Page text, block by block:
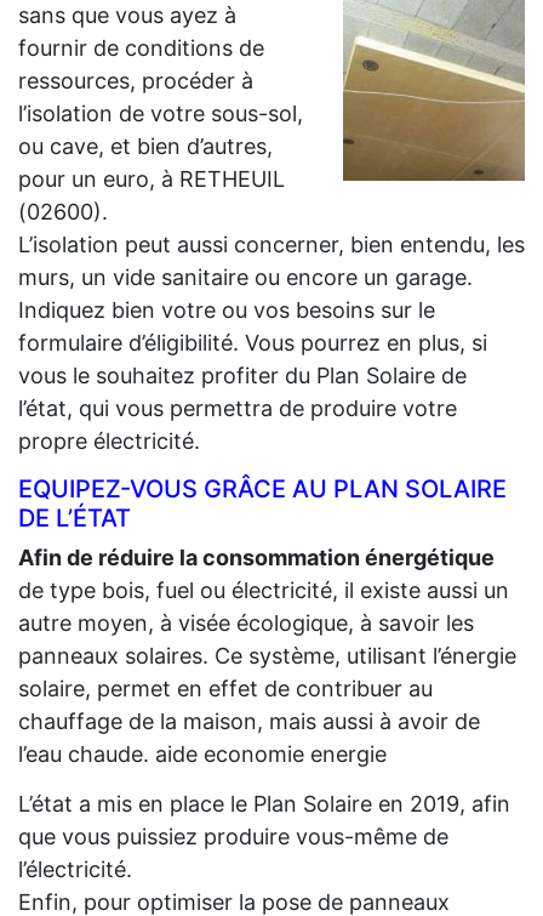
sans que vous ayez à
fournir de conditions de
ressources, procéder à
l’isolation de votre sous-sol,
ou cave, et bien d’autres,
pour un euro, à RETHEUIL
(02600).
L’isolation peut aussi concerner, bien entendu, les
murs, un vide sanitaire ou encore un garage.
Indiquez bien votre ou vos besoins sur le
formulaire d’éligibilité. Vous pourrez en plus, si
vous le souhaitez profiter du Plan Solaire de
l’état, qui vous permettra de produire votre
propre électricité.
EQUIPEZ-VOUS GRÂCE AU PLAN SOLAIRE
DE L’ÉTAT
Afin de réduire la consommation énergétique
de type bois, fuel ou électricité, il existe aussi un
autre moyen, à visée écologique, à savoir les
panneaux solaires. Ce système, utilisant l’énergie
solaire, permet en effet de contribuer au
chauffage de la maison, mais aussi à avoir de
l’eau chaude. aide economie energie
L’état a mis en place le Plan Solaire en 2019, afin
que vous puissiez produire vous-même de
l’électricité.
Enfin, pour optimiser la pose de panneaux